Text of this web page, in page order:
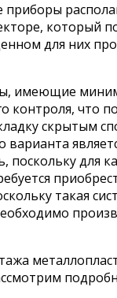
который
для них
имеющие
контроля, что
скрытым
варианта
поскольку для
такая